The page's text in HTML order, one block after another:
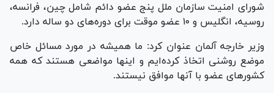
شورای امنیت سازمان ملل پنج عضو دائم شامل چین، فرانسه،
روسیه، انگلیس و ۱۰ عضو موقت برای دوره‌های دو ساله دارد.
وزیر خارجه آلمان عنوان کرد: ما همیشه در مورد مسائل خاص
موضع روشنی اتخاذ کرده‌ایم و اینها مواضعی هستند که همه
کشور‌های عضو با آنها موافق نیستند.